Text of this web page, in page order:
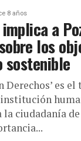
8 años
a
los
sostenible
Derechos’ es
institución
ciudadanía